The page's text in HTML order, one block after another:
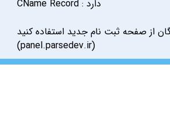
CName Record : دارد
صفحه ثبت نام جدید استفاده کنید.
(panel.parsedev.ir)